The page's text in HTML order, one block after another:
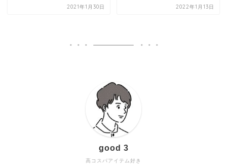
2021年1月30日 2022年1月13日
高コスパアイテム好き
good 3